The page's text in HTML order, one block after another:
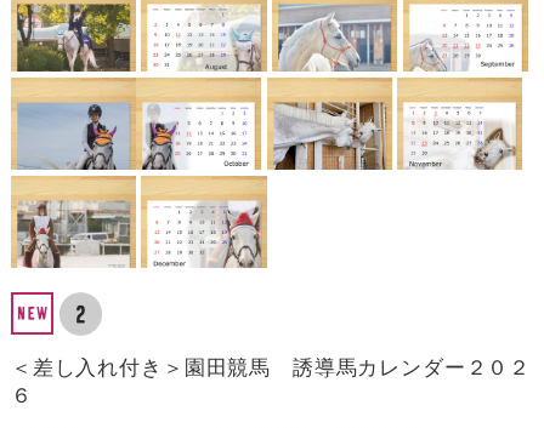
＜差し入れ付き＞園田競馬 誘導馬カレンダー２０２
６